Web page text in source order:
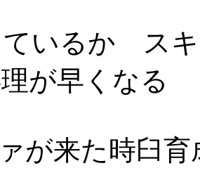
ているか ス
が早くなる
が来た時臼